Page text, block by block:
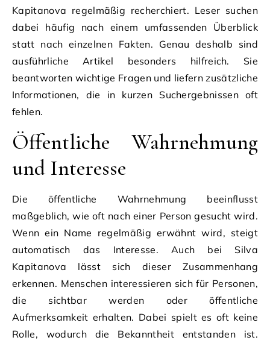
Kapitanova regelmäßig recherchiert. Leser suchen
dabei häufig nach einem umfassenden Überblick
statt nach einzelnen Fakten. Genau deshalb sind
ausführliche Artikel besonders hilfreich. Sie
beantworten wichtige Fragen und liefern zusätzliche
Informationen, die in kurzen Suchergebnissen oft
fehlen.
Öffentliche Wahrnehmung
und Interesse
Die öffentliche Wahrnehmung beeinflusst
maßgeblich, wie oft nach einer Person gesucht wird.
Wenn ein Name regelmäßig erwähnt wird, steigt
automatisch das Interesse. Auch bei Silva
Kapitanova lässt sich dieser Zusammenhang
erkennen. Menschen interessieren sich für Personen,
die sichtbar werden oder öffentliche
Aufmerksamkeit erhalten. Dabei spielt es oft keine
Rolle, wodurch die Bekanntheit entstanden ist.